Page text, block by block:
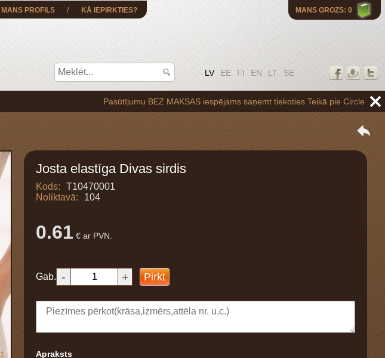
MANS GROZS: 0
LV EE FI EN LT SE
MANS PROFILS / KĀ IEPIRKTIES?
Pasūtījumu BEZ MAKSAS iespējams saņemt tiekoties Teikā pie Circle K
1
Josta elastīga Divas sirdis
Kods:
T10470001
Noliktavā:
104
0.61 € ar PVN.
Gab. - + Pirkt
Apraksts